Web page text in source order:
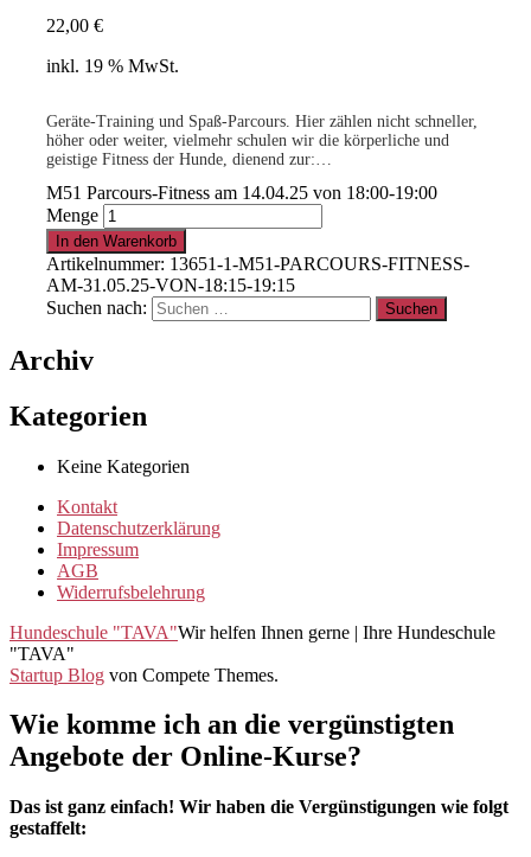
22,00 €
inkl. 19 % MwSt.
Geräte-Training und Spaß-Parcours. Hier zählen nicht schneller,
höher oder weiter, vielmehr schulen wir die körperliche und
geistige Fitness der Hunde, dienend zur:
– Vertrauensbildung
– Beziehungsintensivierung
– Warm-up und Cool-down
Für ganz junge & alte Hunde – sowie für Hunde mit Handycap.
.
15% für Clubmitglieder!Infohier
.
Clubmitglied werden ?
M51 Parcours-Fitness am 14.04.25 von 18:00-19:00
Menge
In den Warenkorb
Artikelnummer: 13651-1-M51-PARCOURS-FITNESS-
AM-31.05.25-VON-18:15-19:15
Suchen nach:
Archiv
Kategorien
Keine Kategorien
Kontakt
Datenschutzerklärung
Impressum
AGB
Widerrufsbelehrung
Hundeschule "TAVA"Wir helfen Ihnen gerne | Ihre Hundeschule
"TAVA"
Startup Blog von Compete Themes.
Wie komme ich an die vergünstigten
Angebote der Online-Kurse?
Das ist ganz einfach! Wir haben die Vergünstigungen wie folgt
gestaffelt: